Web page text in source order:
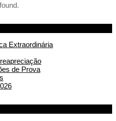
Extraordinária
de Prova